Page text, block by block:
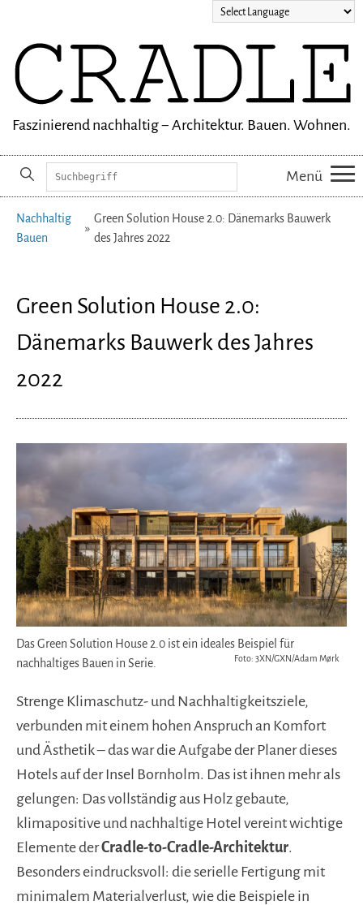
Faszinierend nachhaltig − Architektur. Bauen. Wohnen.
Menü
überspringen
Suchbegriffe
Nachhaltig
Bauen
Green Solution House 2.0: Dänemarks Bauwerk
des Jahres 2022
Green Solution House 2.0:
Dänemarks Bauwerk des Jahres
2022
Foto: 3XN/GXN/Adam Mørk
Das Green Solution House 2.0 ist ein ideales Beispiel für
nachhaltiges Bauen in Serie.
Strenge Klimaschutz- und Nachhaltigkeitsziele,
verbunden mit einem hohen Anspruch an Komfort
und Ästhetik – das war die Aufgabe der Planer dieses
Hotels auf der Insel Bornholm. Das ist ihnen mehr als
gelungen: Das vollständig aus Holz gebaute,
klimapositive und nachhaltige Hotel vereint wichtige
Elemente derCradle-to-Cradle-Architektur.
Besonders eindrucksvoll: die serielle Fertigung mit
minimalem Materialverlust, wie die Beispiele in